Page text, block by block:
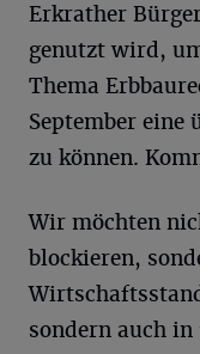
Erkrather
genutzt wird,
Thema
September eine
zu können.
Wir möchten
blockieren,
sondern auch in